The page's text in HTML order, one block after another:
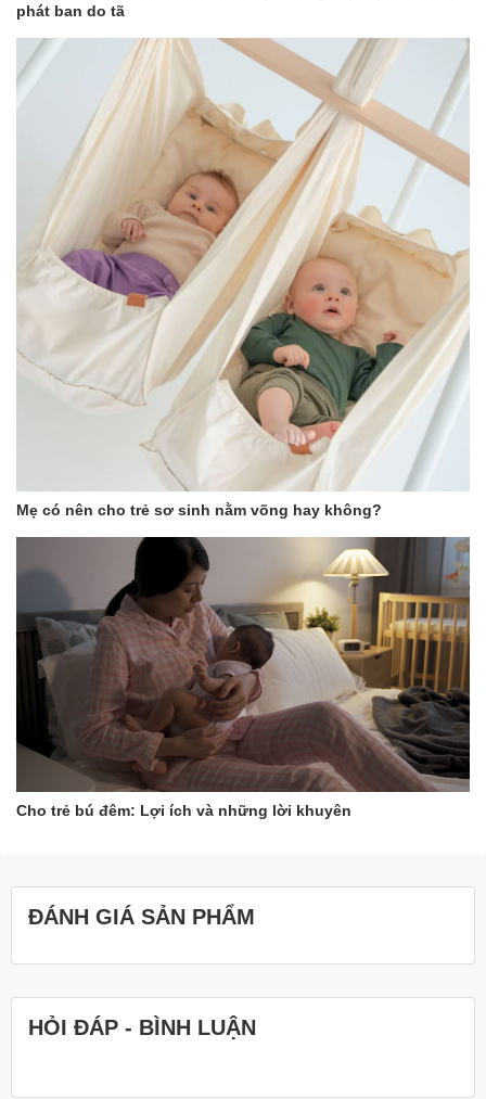
phát ban do tã
Mẹ có nên cho trẻ sơ sinh nằm võng hay không?
Cho trẻ bú đêm: Lợi ích và những lời khuyên
ĐÁNH GIÁ SẢN PHẨM
HỎI ĐÁP - BÌNH LUẬN